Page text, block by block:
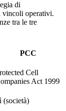
di
vincoli operativi.
tra le tre
PCC
Cell
Act 1999
(società)